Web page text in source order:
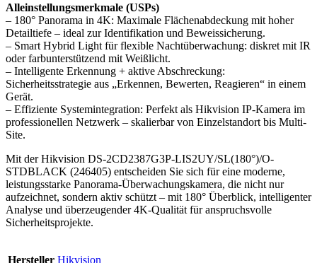
Alleinstellungsmerkmale (USPs)
– 180° Panorama in 4K: Maximale Flächenabdeckung mit hoher
Detailtiefe – ideal zur Identifikation und Beweissicherung.
– Smart Hybrid Light für flexible Nachtüberwachung: diskret mit IR
oder farbunterstützend mit Weißlicht.
– Intelligente Erkennung + aktive Abschreckung:
Sicherheitsstrategie aus „Erkennen, Bewerten, Reagieren“ in einem
Gerät.
– Effiziente Systemintegration: Perfekt als Hikvision IP-Kamera im
professionellen Netzwerk – skalierbar von Einzelstandort bis Multi-
Site.
Mit der Hikvision DS-2CD2387G3P-LIS2UY/SL(180°)/O-
STDBLACK (246405) entscheiden Sie sich für eine moderne,
leistungsstarke Panorama-Überwachungskamera, die nicht nur
aufzeichnet, sondern aktiv schützt – mit 180° Überblick, intelligenter
Analyse und überzeugender 4K-Qualität für anspruchsvolle
Sicherheitsprojekte.
Hersteller Hikvision